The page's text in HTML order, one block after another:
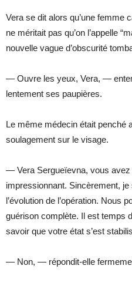
Vera se dit alors qu’une femme
ne méritait pas qu’on l’appelle
nouvelle vague d’obscurité
— Ouvre les yeux, Vera, —
lentement ses paupières.
Le même médecin était penché
soulagement sur le visage.
— Vera Sergueïevna, vous avez
impressionnant. Sincèrement,
l’évolution de l’opération. Nous
guérison complète. Il est temps
savoir que votre état s’est
— Non, — répondit-elle